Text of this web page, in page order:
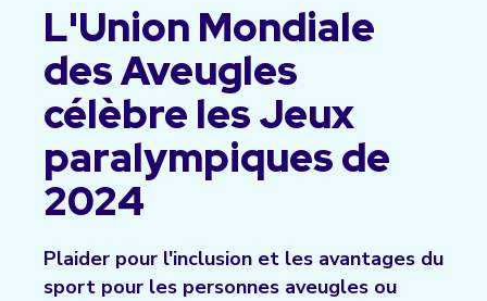
L'Union Mondiale
des Aveugles
célèbre les Jeux
paralympiques de
2024
Plaider pour l'inclusion et les avantages du
sport pour les personnes aveugles ou